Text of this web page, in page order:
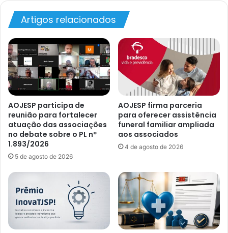
Artigos relacionados
AOJESP participa de
reunião para fortalecer
atuação das associações
no debate sobre o PL nº
1.893/2026
5 de agosto de 2026
AOJESP firma parceria
para oferecer assistência
funeral familiar ampliada
aos associados
4 de agosto de 2026